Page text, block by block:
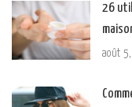
26
août